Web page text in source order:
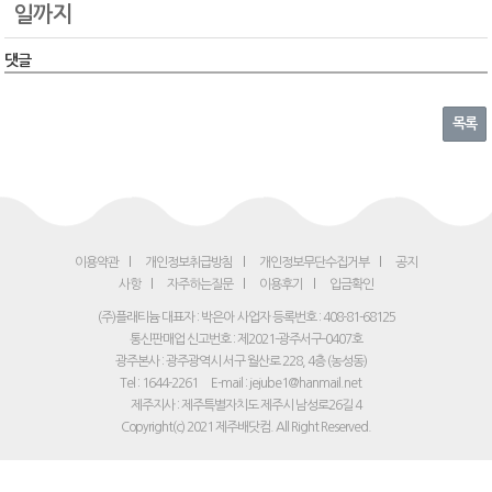
일까지
댓글
목록
이용약관 개인정보취급방침 개인정보무단수집거부
공지
사항
자주하는질문 이용후기 입금확인
(주)플래티늄 대표자 : 박은아 사업자 등록번호 : 408-81-68125
통신판매업 신고번호 : 제2021-광주서구-0407호
광주본사 : 광주광역시 서구 월산로 228, 4층 (농성동)
Tel : 1644-2261
E-mail : jejube1@hanmail.net
제주지사 : 제주특별자치도 제주시 남성로26길 4
Copyright(c) 2021 제주배닷컴. All Right Reserved.